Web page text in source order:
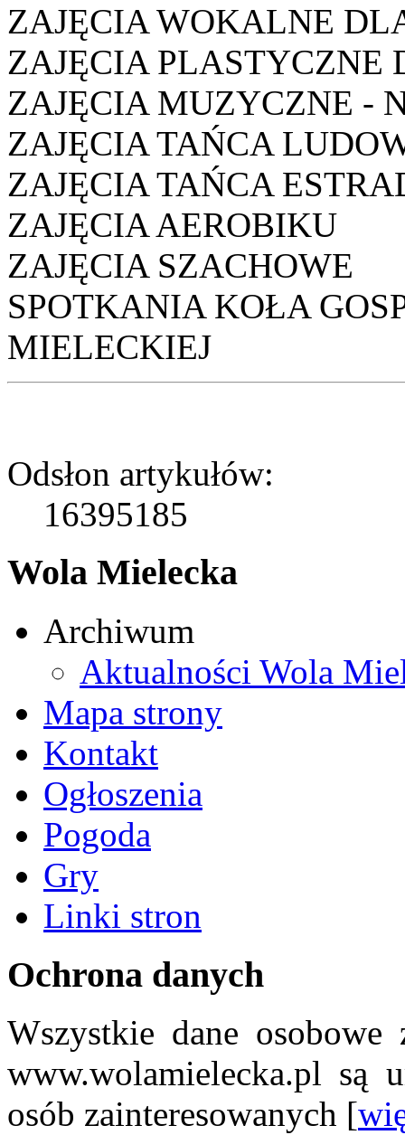
ZAJĘCIA WOKALNE
ZAJĘCIA
ZAJĘCIA MUZYCZNE -
ZAJĘCIA TAŃCA
ZAJĘCIA TAŃCA
ZAJĘCIA AEROBIKU
ZAJĘCIA SZACHOWE
SPOTKANIA KOŁA
MIELECKIEJ
Odsłon artykułów:
16395185
Wola Mielecka
Archiwum
Aktualności Wola
Mapa strony
Kontakt
Ogłoszenia
Pogoda
Gry
Linki stron
Ochrona danych
Wszystkie dane osobowe
www.wolamielecka.pl są
osób zainteresowanych [